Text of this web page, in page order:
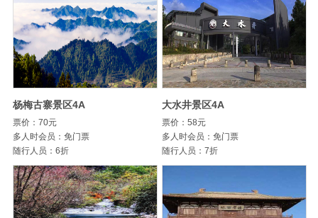
杨梅古寨景区4A
票价：70元
多人时会员：免门票
随行人员：6折
大水井景区4A
票价：58元
多人时会员：免门票
随行人员：7折